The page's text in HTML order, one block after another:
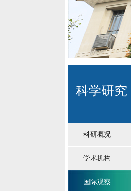
科学研究
科研概况
学术机构
国际观察